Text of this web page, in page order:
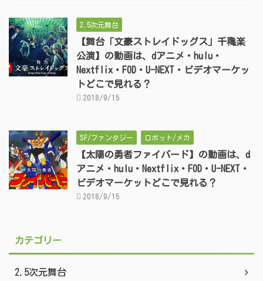
2.5次元舞台
【舞台「文豪ストレイドッグス」千穐楽
公演】の動画は、dアニメ・hulu・
Nextflix・FOD・U-NEXT・ビデオマーケッ
トどこで見れる？
2018/9/15
SF/ファンタジー ロボット/メカ
【太陽の勇者ファイバード】の動画は、d
アニメ・hulu・Nextflix・FOD・U-NEXT・
ビデオマーケットどこで見れる？
2018/9/15
カテゴリー
2.5次元舞台